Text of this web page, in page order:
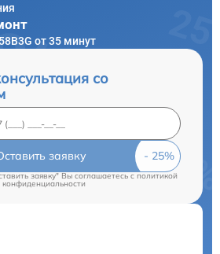
от 35 минут
со
заявку
заявку" Вы соглашаетесь c политикой
конфиденциальности